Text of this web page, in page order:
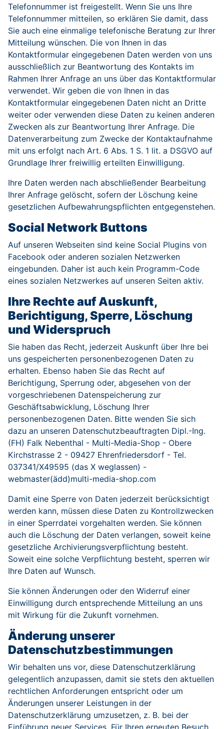
Telefonnummer ist freigestellt. Wenn Sie uns Ihre
Telefonnummer mitteilen, so erklären Sie damit, dass
Sie auch eine einmalige telefonische Beratung zur Ihrer
Mitteilung wünschen. Die von Ihnen in das
Kontaktformular eingegebenen Daten werden von uns
ausschließlich zur Beantwortung des Kontakts im
Rahmen Ihrer Anfrage an uns über das Kontaktformular
verwendet. Wir geben die von Ihnen in das
Kontaktformular eingegebenen Daten nicht an Dritte
weiter oder verwenden diese Daten zu keinen anderen
Zwecken als zur Beantwortung Ihrer Anfrage. Die
Datenverarbeitung zum Zwecke der Kontaktaufnahme
mit uns erfolgt nach Art. 6 Abs. 1 S. 1 lit. a DSGVO auf
Grundlage Ihrer freiwillig erteilten Einwilligung.
Ihre Daten werden nach abschließender Bearbeitung
Ihrer Anfrage gelöscht, sofern der Löschung keine
gesetzlichen Aufbewahrungspflichten entgegenstehen.
Social Network Buttons
Auf unseren Webseiten sind keine Social Plugins von
Facebook oder anderen sozialen Netzwerken
eingebunden. Daher ist auch kein Programm-Code
eines sozialen Netzwerkes auf unseren Seiten aktiv.
Ihre Rechte auf Auskunft,
Berichtigung, Sperre, Löschung
und Widerspruch
Sie haben das Recht, jederzeit Auskunft über Ihre bei
uns gespeicherten personenbezogenen Daten zu
erhalten. Ebenso haben Sie das Recht auf
Berichtigung, Sperrung oder, abgesehen von der
vorgeschriebenen Datenspeicherung zur
Geschäftsabwicklung, Löschung Ihrer
personenbezogenen Daten. Bitte wenden Sie sich
dazu an unseren Datenschutzbeauftragten Dipl.-Ing.
(FH) Falk Nebenthal - Multi-Media-Shop - Obere
Kirchstrasse 2 - 09427 Ehrenfriedersdorf - Tel.
037341/X49595 (das X weglassen) -
webmaster(ädd)multi-media-shop.com
Damit eine Sperre von Daten jederzeit berücksichtigt
werden kann, müssen diese Daten zu Kontrollzwecken
in einer Sperrdatei vorgehalten werden. Sie können
auch die Löschung der Daten verlangen, soweit keine
gesetzliche Archivierungsverpflichtung besteht.
Soweit eine solche Verpflichtung besteht, sperren wir
Ihre Daten auf Wunsch.
Sie können Änderungen oder den Widerruf einer
Einwilligung durch entsprechende Mitteilung an uns
mit Wirkung für die Zukunft vornehmen.
Änderung unserer
Datenschutzbestimmungen
Wir behalten uns vor, diese Datenschutzerklärung
gelegentlich anzupassen, damit sie stets den aktuellen
rechtlichen Anforderungen entspricht oder um
Änderungen unserer Leistungen in der
Datenschutzerklärung umzusetzen, z. B. bei der
Einführung neuer Services. Für Ihren erneuten Besuch